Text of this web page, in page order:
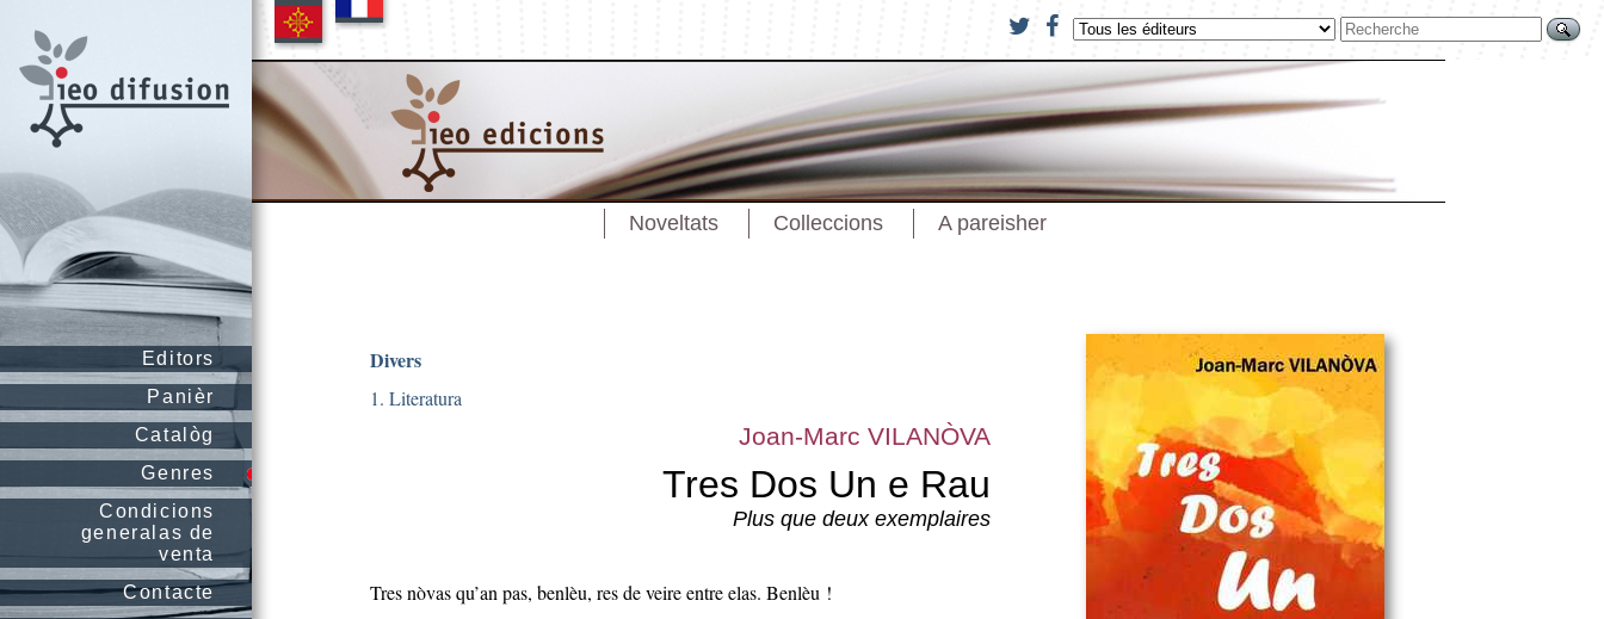
Editors
Panièr
Catalòg
Genres
Condicions
generalas de
venta
Contacte
Noveltats Colleccions A pareisher
Divers
1. Literatura
Joan-Marc VILANÒVA
Tres Dos Un e Rau
Plus que deux exemplaires
Tres nòvas qu’an pas, benlèu, res de veire entre elas. Benlèu !